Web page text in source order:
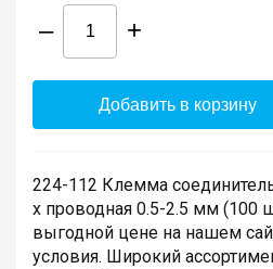
– +
Добавить в корзину
224-112 Клемма
х проводная 0.5-2.5 мм (100
выгодной цене на нашем
условия. Широкий